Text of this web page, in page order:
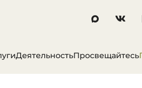
ДеятельностьПросвещайтесь